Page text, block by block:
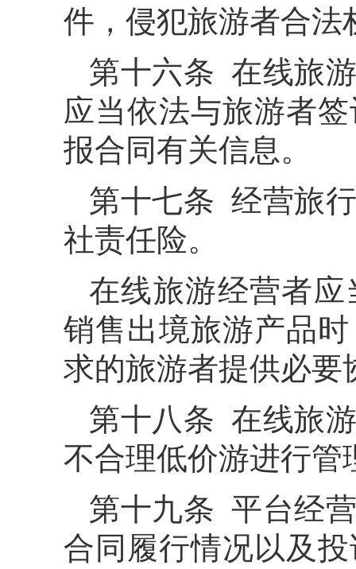
件，侵犯旅游者合法
第十六条 在线旅
应当依法与旅游者
报合同有关信息。
第十七条 经营旅
社责任险。
在线旅游经营者
销售出境旅游产品
求的旅游者提供必要
第十八条 在线旅
不合理低价游进行管
第十九条 平台经
合同履行情况以及